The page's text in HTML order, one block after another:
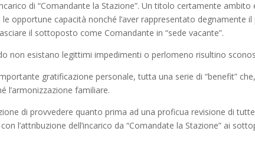
di “Comandante la Stazione”. Un titolo certamente
opportune capacità nonché l’aver rappresentato degnamente il
il sottoposto come Comandante in “sede vacante”.
non esistano legittimi impedimenti o perlomeno risultino
gratificazione personale, tutta una serie di “benefit”
l’armonizzazione familiare.
di provvedere quanto prima ad una proficua revisione di
l’attribuzione dell’incarico da “Comandate la Stazione” ai